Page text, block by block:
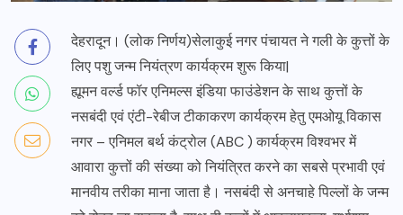
देहरादून। (लोक निर्णय)सेलाकुई नगर पंचायत ने गली के कुत्तों के
लिए पशु जन्म नियंत्रण कार्यक्रम शुरू किया|
ह्यूमन वर्ल्ड फॉर एनिमल्स इंडिया फाउंडेशन के साथ कुत्तों के
नसबंदी एवं एंटी-रेबीज टीकाकरण कार्यक्रम हेतु एमओयू विकास
नगर – एनिमल बर्थ कंट्रोल (ABC ) कार्यक्रम विश्वभर में
आवारा कुत्तों की संख्या को नियंत्रित करने का सबसे प्रभावी एवं
मानवीय तरीका माना जाता है। नसबंदी से अनचाहे पिल्लों के जन्म